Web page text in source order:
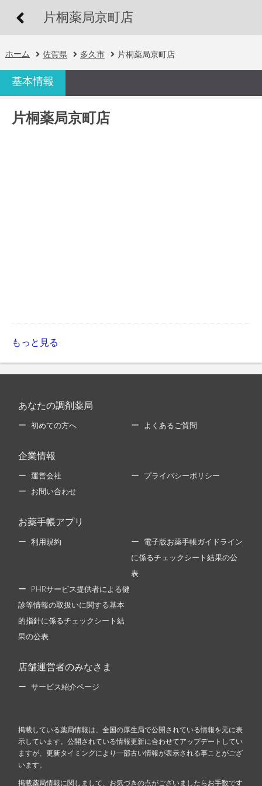
片桐薬局京町店
ホーム 佐賀県 多久市 片桐薬局京町店
基本情報
片桐薬局京町店
もっと見る
あなたの調剤薬局
初めての方へ よくあるご質問
企業情報
運営会社 プライバシーポリシー
お問い合わせ
お薬手帳アプリ
利用規約 電子版お薬手帳ガイドライン
に係るチェックシート結果の公
表
PHRサービス提供者による健
診等情報の取扱いに関する基本
的指針に係るチェックシート結
果の公表
店舗運営者のみなさま
サービス紹介ページ
掲載している薬局情報は、全国の厚生局で公開されている情報を元に表
示しています。公開されている情報更新に合わせてアップデートしてい
ますが、更新タイミングにより一部古い情報が表示される事ことがござ
います。
掲載薬局情報に関しまして、お気づきの点がございましたらお手数です